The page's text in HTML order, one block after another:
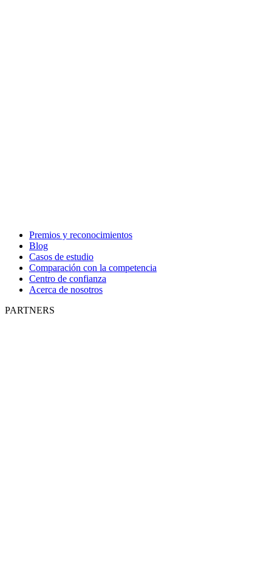
Premios y reconocimientos
Blog
Casos de estudio
Comparación con la competencia
Centro de confianza
Acerca de nosotros
PARTNERS